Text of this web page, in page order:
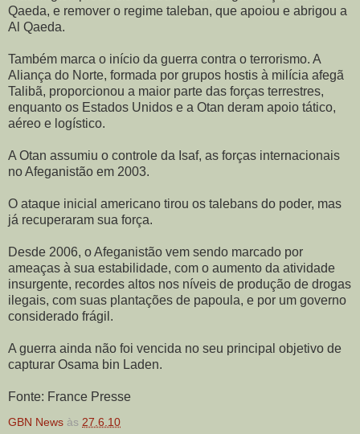
Qaeda, e remover o regime taleban, que apoiou e abrigou a
Al Qaeda.
Também marca o início da guerra contra o terrorismo. A
Aliança do Norte, formada por grupos hostis à milícia afegã
Talibã, proporcionou a maior parte das forças terrestres,
enquanto os Estados Unidos e a Otan deram apoio tático,
aéreo e logístico.
A Otan assumiu o controle da Isaf, as forças internacionais
no Afeganistão em 2003.
O ataque inicial americano tirou os talebans do poder, mas
já recuperaram sua força.
Desde 2006, o Afeganistão vem sendo marcado por
ameaças à sua estabilidade, com o aumento da atividade
insurgente, recordes altos nos níveis de produção de drogas
ilegais, com suas plantações de papoula, e por um governo
considerado frágil.
A guerra ainda não foi vencida no seu principal objetivo de
capturar Osama bin Laden.
Fonte: France Presse
GBN News às 27.6.10